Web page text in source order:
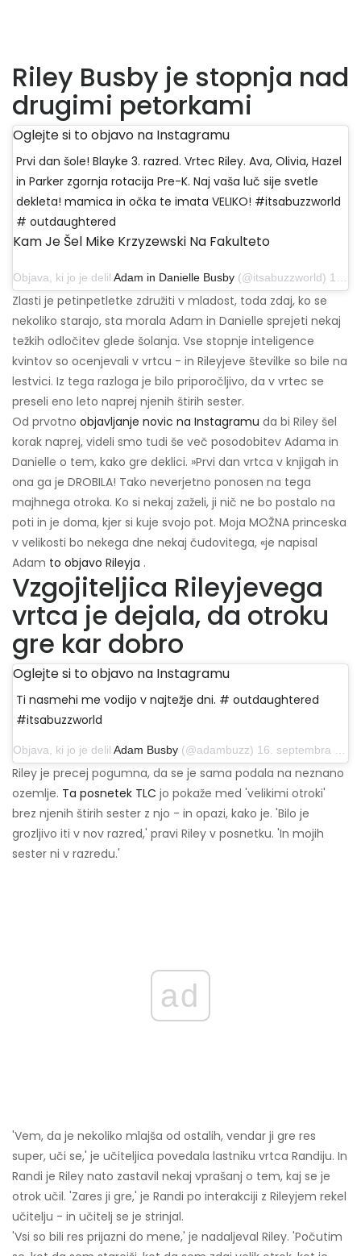
Riley Busby je stopnja nad
drugimi petorkami
Oglejte si to objavo na Instagramu
Prvi dan šole! Blayke 3. razred. Vrtec Riley. Ava, Olivia, Hazel
in Parker zgornja rotacija Pre-K. Naj vaša luč sije svetle
dekleta! mamica in očka te imata VELIKO! #itsabuzzworld
# outdaughtered
Kam Je Šel Mike Krzyzewski Na Fakulteto
Objava, ki jo je delil Adam in Danielle Busby (@itsabuzzworld) 19. avgusta 2019 ob 8:36 PDT
Zlasti je petinpetletke združiti v mladost, toda zdaj, ko se
nekoliko starajo, sta morala Adam in Danielle sprejeti nekaj
težkih odločitev glede šolanja. Vse stopnje inteligence
kvintov so ocenjevali v vrtcu - in Rileyjeve številke so bile na
lestvici. Iz tega razloga je bilo priporočljivo, da v vrtec se
preseli eno leto naprej njenih štirih sester.
Od prvotno objavljanje novic na Instagramu da bi Riley šel
korak naprej, videli smo tudi še več posodobitev Adama in
Danielle o tem, kako gre deklici. »Prvi dan vrtca v knjigah in
ona ga je DROBILA! Tako neverjetno ponosen na tega
majhnega otroka. Ko si nekaj zaželi, ji nič ne bo postalo na
poti in je doma, kjer si kuje svojo pot. Moja MOŽNA princeska
v velikosti bo nekega dne nekaj čudovitega, «je napisal
Adam to objavo Rileyja .
Vzgojiteljica Rileyjevega
vrtca je dejala, da otroku
gre kar dobro
Oglejte si to objavo na Instagramu
Ti nasmehi me vodijo v najtežje dni. # outdaughtered
#itsabuzzworld
Objava, ki jo je delil Adam Busby (@adambuzz) 16. septembra 2019 ob 16.56 PDT
Riley je precej pogumna, da se je sama podala na neznano
ozemlje. Ta posnetek TLC jo pokaže med 'velikimi otroki'
brez njenih štirih sester z njo - in opazi, kako je. 'Bilo je
grozljivo iti v nov razred,' pravi Riley v posnetku. 'In mojih
sester ni v razredu.'
ad
'Vem, da je nekoliko mlajša od ostalih, vendar ji gre res
super, uči se,' je učiteljica povedala lastniku vrtca Randiju. In
Randi je Riley nato zastavil nekaj vprašanj o tem, kaj se je
otrok učil. 'Zares ji gre,' je Randi po interakciji z Rileyjem rekel
učitelju - in učitelj se je strinjal.
'Vsi so bili res prijazni do mene,' je nadaljeval Riley. 'Počutim